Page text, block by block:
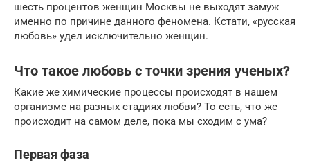
шесть процентов женщин Москвы не выходят замуж
именно по причине данного феномена. Кстати, «русская
любовь» удел исключительно женщин.
Что такое любовь с точки зрения ученых?
Какие же химические процессы происходят в нашем
организме на разных стадиях любви? То есть, что же
происходит на самом деле, пока мы сходим с ума?
Первая фаза